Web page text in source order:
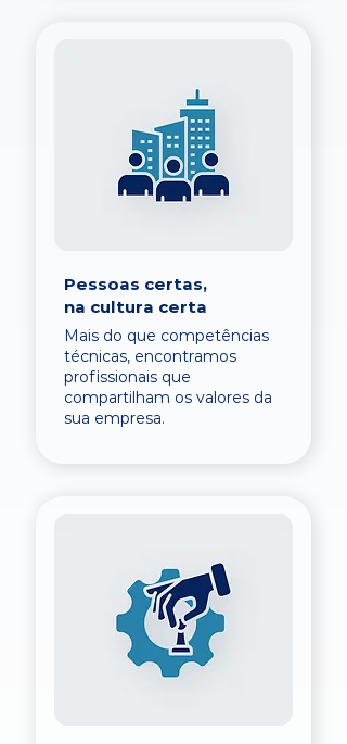
Pessoas certas,
na cultura certa
Mais do que competências
técnicas, encontramos
profissionais que
compartilham os valores da
sua empresa.